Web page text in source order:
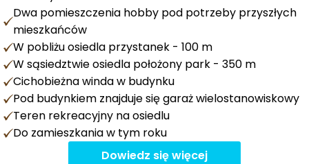
Dwa pomieszczenia hobby pod potrzeby przyszłych
mieszkańców
W pobliżu osiedla przystanek - 100 m
W sąsiedztwie osiedla położony park - 350 m
Cichobieżna winda w budynku
Pod budynkiem znajduje się garaż wielostanowiskowy
Teren rekreacyjny na osiedlu
Do zamieszkania w tym roku
Dowiedz się więcej